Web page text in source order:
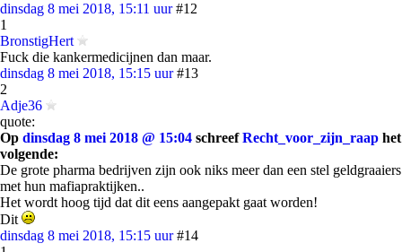
dinsdag 8 mei 2018, 15:11 uur #12
1
BronstigHert
Fuck die kankermedicijnen dan maar.
dinsdag 8 mei 2018, 15:15 uur #13
2
Adje36
quote:
Op dinsdag 8 mei 2018 @ 15:04 schreefRecht_voor_zijn_raap het
volgende:
De grote pharma bedrijven zijn ook niks meer dan een stel geldgraaiers
met hun mafiapraktijken..
Het wordt hoog tijd dat dit eens aangepakt gaat worden!
Dit
dinsdag 8 mei 2018, 15:15 uur #14